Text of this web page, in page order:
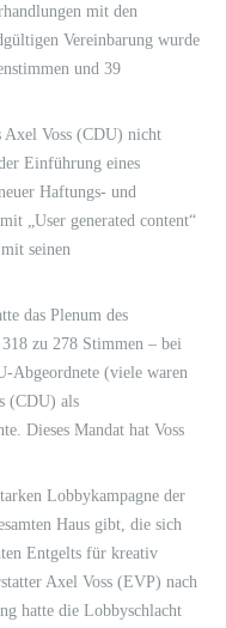
mit den
Vereinbarung wurde
und 39
Axel Voss (CDU) nicht
Einführung eines
Haftungs- und
„User generated content“
seinen
das Plenum des
zu 278 Stimmen – bei
Abgeordnete (viele waren
(CDU) als
Dieses Mandat hat Voss
Lobbykampagne der
Haus gibt, die sich
Entgelts für kreativ
Axel Voss (EVP) nach
hatte die Lobbyschlacht